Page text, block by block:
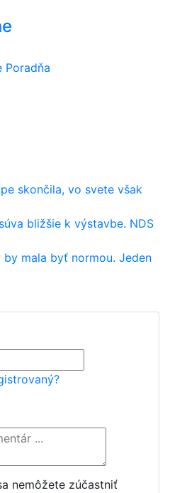
Poradňa
skončila, vo svete však
bližšie k výstavbe. NDS
mala byť normou. Jeden
nemôžete zúčastniť